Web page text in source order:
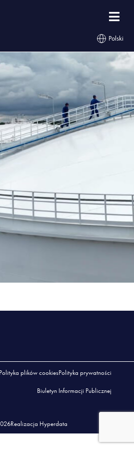
Polski
Polityka plików cookiesPolityka prywatności
Biuletyn Informacji Publicznej
Realizacja Hyperdata